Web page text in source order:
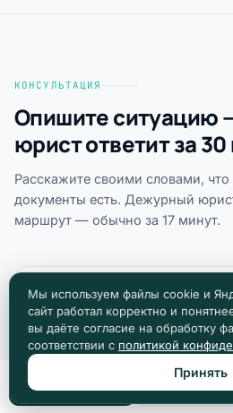
КОНСУЛЬТАЦИЯ
Опишите ситуацию
юрист ответит за
Расскажите своими словами,
документы есть. Дежурный
маршрут — обычно за 17 минут.
Новый вопрос юристу
БЕСПЛАТНО · БЕЗ РЕГИСТРАЦИИ
Мы используем файлы cookie и
сайт работал корректно и
вы даёте согласие на обработку
соответствии с политикой
Принять